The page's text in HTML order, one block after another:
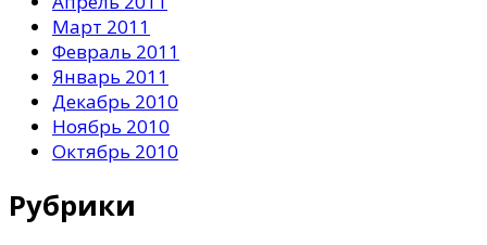
Март 2011
Февраль 2011
Январь 2011
Декабрь 2010
Ноябрь 2010
Октябрь 2010
Рубрики